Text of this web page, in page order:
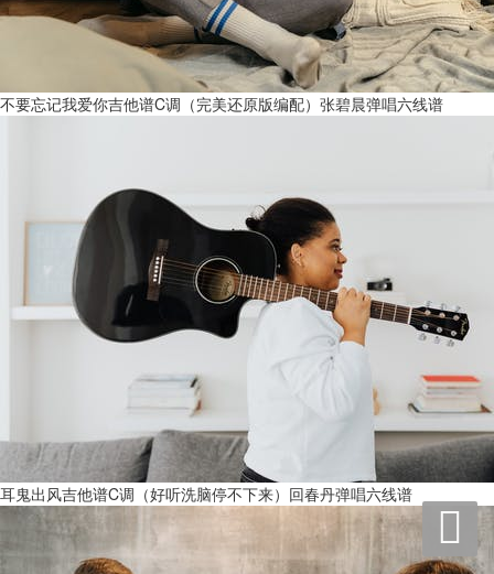
不要忘记我爱你吉他谱C调（完美还原版编配）张碧晨弹唱六线谱
耳鬼出风吉他谱C调（好听洗脑停不下来）回春丹弹唱六线谱
